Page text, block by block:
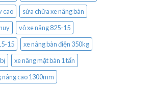
cao
sửa chữa xe nâng bàn
vỏ xe nâng 825-15
15
xe nâng bàn điện 350kg
xe nâng mặt bàn 1 tấn
nâng cao 1300mm